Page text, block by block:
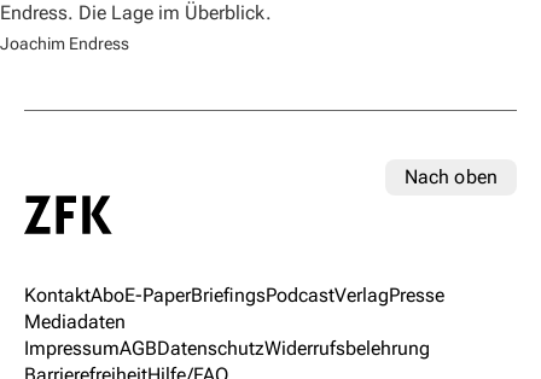
Endress. Die Lage im Überblick.
Joachim Endress
Nach oben
KontaktAboE-PaperBriefingsPodcastVerlagPresse
Mediadaten
ImpressumAGBDatenschutzWiderrufsbelehrung